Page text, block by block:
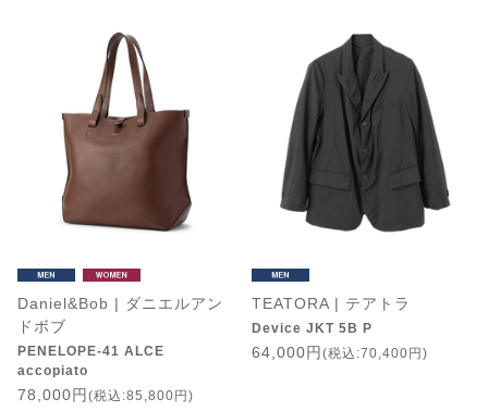
Daniel&Bob | ダニエルアン
ドボブ
PENELOPE-41 ALCE
accopiato
78,000円 (税込:85,800円)
TEATORA | テアトラ
Device JKT 5B P
64,000円 (税込:70,400円)